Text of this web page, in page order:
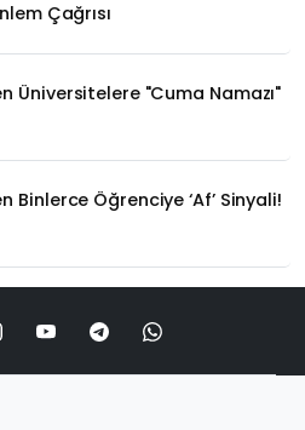
Çağrısı
Üniversitelere "Cuma Namazı"
Binlerce Öğrenciye ‘Af’ Sinyali!